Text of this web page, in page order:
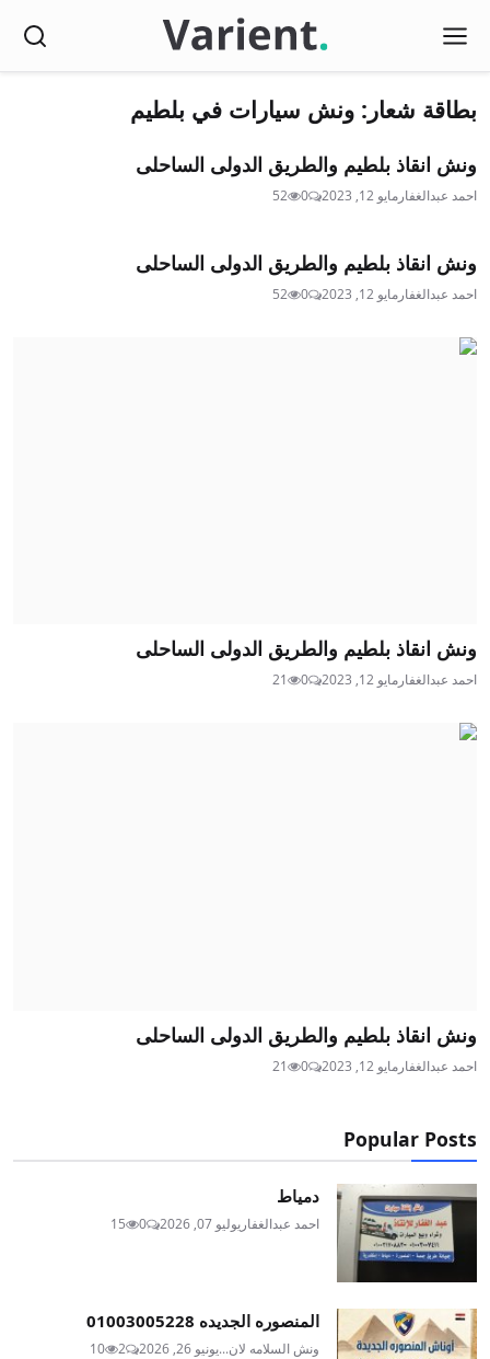
بطاقة شعار: ونش سيارات في بلطيم
ونش انقاذ بلطيم والطريق الدولى الساحلى
احمد عبدالغفارمايو 12, 2023 0
52
ونش انقاذ بلطيم والطريق الدولى الساحلى
احمد عبدالغفارمايو 12, 2023 0
52
ونش انقاذ بلطيم والطريق الدولى الساحلى
احمد عبدالغفارمايو 12, 2023 0
21
ونش انقاذ بلطيم والطريق الدولى الساحلى
احمد عبدالغفارمايو 12, 2023 0
21
Popular Posts
دمياط
احمد عبدالغفاريوليو 07, 2026 0
15
المنصوره الجديده 01003005228
ونش السلامه لان...يونيو 26, 2026 2
10